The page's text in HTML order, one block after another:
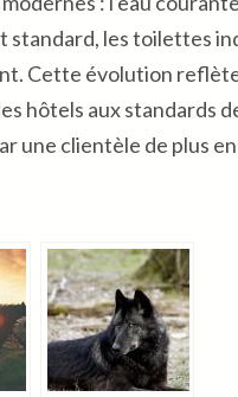
standard, les toilettes
Cette évolution
hôtels aux standards
une clientèle de plus